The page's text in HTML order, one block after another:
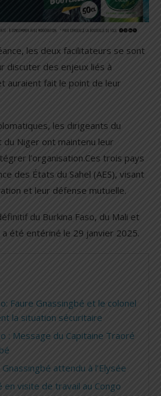
les deux facilitateurs se sont
discuter des enjeux liés à
auraient fait le point de leur
les dirigeants du
du Niger ont maintenu leur
l’organisation.Ces trois pays
des États du Sahel (AES), visant
et leur défense mutuelle.
du Burkina Faso, du Mali et
a été entériné le 29 janvier 2025.
Faure Gnassingbé et le colonel
la situation sécuritaire
: Message du Capitaine Traoré
attendu à l’Elysée
en visite de travail au Congo